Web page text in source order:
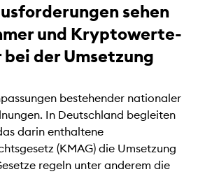
sehen
und Kryptowerte-
der Umsetzung
bestehender nationaler
In Deutschland begleiten
darin enthaltene
(KMAG) die Umsetzung
regeln unter anderem die